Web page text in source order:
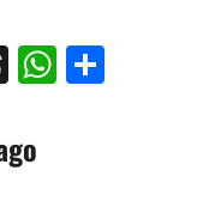
Threads
WhatsApp